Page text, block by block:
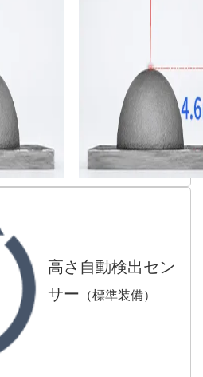
高さ自動検出セン
サー （標準装備）